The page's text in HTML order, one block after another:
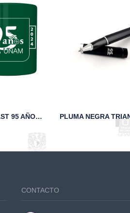
TAZA SAND BLAST 95 AÑOS FCA UNAM VERDE
CONTACTO